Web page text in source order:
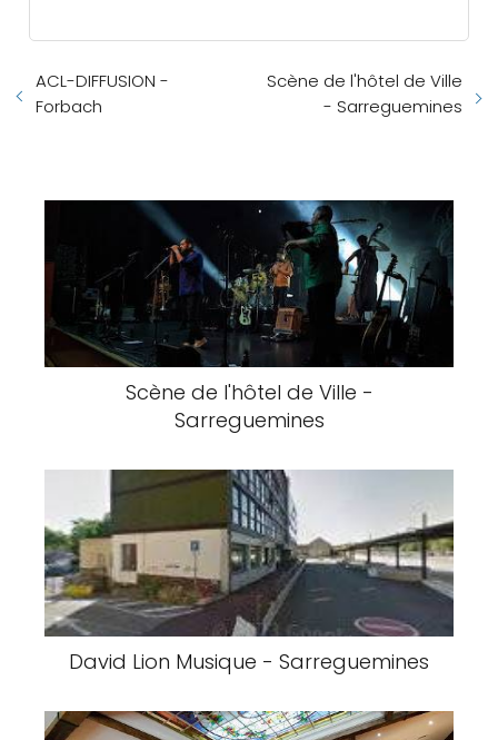
ACL-DIFFUSION -
Forbach
Scène de l'hôtel de Ville
- Sarreguemines
Scène de l'hôtel de Ville -
Sarreguemines
David Lion Musique - Sarreguemines